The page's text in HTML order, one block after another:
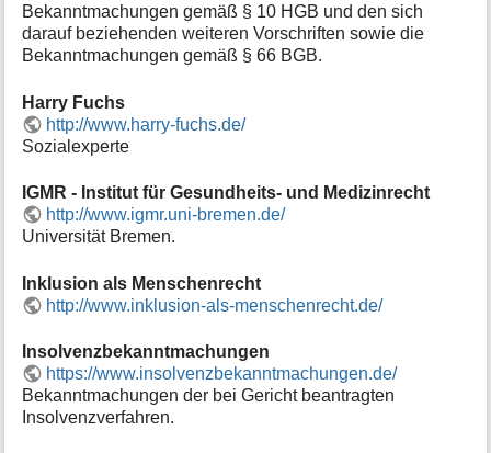
Bekanntmachungen gemäß § 10 HGB und den sich
darauf beziehenden weiteren Vorschriften sowie die
Bekanntmachungen gemäß § 66 BGB.
Harry Fuchs
http://www.harry-fuchs.de/
Sozialexperte
IGMR - Institut für Gesundheits- und Medizinrecht
http://www.igmr.uni-bremen.de/
Universität Bremen.
Inklusion als Menschenrecht
http://www.inklusion-als-menschenrecht.de/
Insolvenzbekanntmachungen
https://www.insolvenzbekanntmachungen.de/
Bekanntmachungen der bei Gericht beantragten
Insolvenzverfahren.